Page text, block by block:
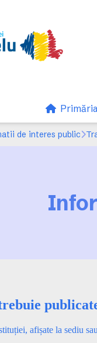
de interes public
afișate la sediu